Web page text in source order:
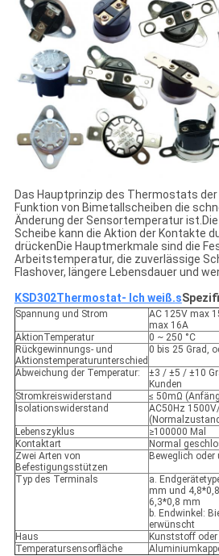
Das Hauptprinzip des Thermostats der
Funktion von Bimetallscheiben die
Änderung der Sensortemperatur
Scheibe kann die Aktion der Kontakte
drückenDie Hauptmerkmale sind die
Arbeitstemperatur, die zuverlässige
Flashover, längere Lebensdauer und
KSD302Thermostat- Ich weiß.s
Spannung und Strom
AC 125V max
max 16A
AktionTemperatur
0 ~ 250 °C
Rückgewinnungs- und
Aktionstemperaturunterschied
0 bis 25 Grad,
Abweichung der Temperatur:
±3 / ±5 / ±10
Kunden
Stromkreiswiderstand
≤ 50mΩ
Isolationswiderstand
AC50Hz
Lebenszyklus
≥100000 Mal
Kontaktart
Normal
Zwei Arten von
Befestigungsstützen
Beweglich oder
Typ des Terminals
a.
mm und
6,3*0,8 mm
b. Endwinkel:
erwünscht
Haus
Kunststoff oder
Temperatursensorfläche